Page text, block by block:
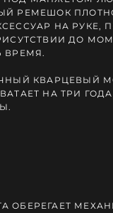
РЕМЕШОК
НА РУКЕ,
ДО
ВРЕМЯ.
КВАРЦЕВЫЙ
НА ТРИ ГОДА
ОБЕРЕГАЕТ